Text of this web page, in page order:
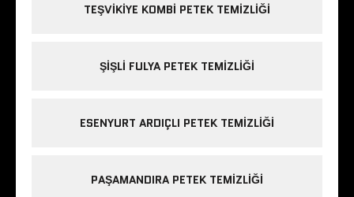
TEŞVIKIYE KOMBI PETEK TEMIZLIĞI
ŞIŞLI FULYA PETEK TEMIZLIĞI
ESENYURT ARDIÇLI PETEK TEMIZLIĞI
PAŞAMANDIRA PETEK TEMIZLIĞI